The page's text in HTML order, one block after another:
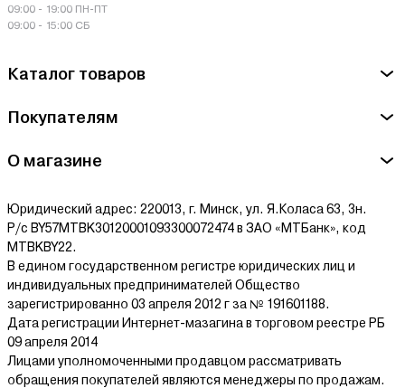
Каталог товаров
Покупателям
О магазине
Юридический адрес: 220013, г. Минск, ул. Я.Коласа 63, 3н.
Р/с BY57MTBK30120001093300072474 в ЗАО «МТБанк», код
MTBKBY22.
В едином государственном регистре юридических лиц и
индивидуальных предпринимателей Общество
зарегистрированно 03 апреля 2012 г за № 191601188.
Дата регистрации Интернет-мазагина в торговом реестре РБ
09 апреля 2014
Лицами уполномоченными продавцом рассматривать
обращения покупателей являются менеджеры по продажам.
09:00 - 19:00 ПН-ПТ
09:00 - 15:00 СБ